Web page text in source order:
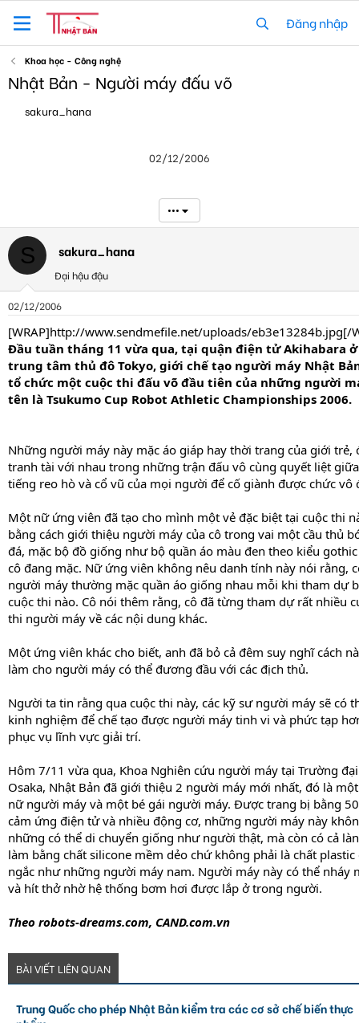
Đăng nhập
Khoa học - Công nghệ
Nhật Bản - Người máy đấu võ
h
r
t
e
r
sakura_hana
02/12/2006
•••
S sakura_hana
Đại hậu đậu
02/12/2006
[WRAP]http://www.sendmefile.net/uploads/eb3e13284b.jpg[/
Đầu tuần tháng 11 vừa qua, tại quận điện tử Akihabara ở
trung tâm thủ đô Tokyo, giới chế tạo người máy Nhật
tổ chức một cuộc thi đấu võ đầu tiên của những người
tên là Tsukumo Cup Robot Athletic Championships 2006.
Những người máy này mặc áo giáp hay thời trang của giới trẻ,
tranh tài với nhau trong những trận đấu vô cùng quyết liệt giữa
tiếng reo hò và cổ vũ của mọi người để cố giành được chức vô
Một nữ ứng viên đã tạo cho mình một vẻ đặc biệt tại cuộc thi
bằng cách giới thiệu người máy của cô trong vai một cầu thủ
đá, mặc bộ đồ giống như bộ quần áo màu đen theo kiểu
cô đang mặc. Nữ ứng viên không nêu danh tính này nói rằng,
người máy thường mặc quần áo giống nhau mỗi khi tham dự
cuộc thi nào. Cô nói thêm rằng, cô đã từng tham dự rất nhiều
thi người máy về các nội dung khác.
Một ứng viên khác cho biết, anh đã bỏ cả đêm suy nghĩ cách
làm cho người máy có thể đương đầu với các địch thủ.
Người ta tin rằng qua cuộc thi này, các kỹ sư người máy sẽ có
kinh nghiệm để chế tạo được người máy tinh vi và phức tạp
phục vụ lĩnh vực giải trí.
Hôm 7/11 vừa qua, Khoa Nghiên cứu người máy tại Trường
Osaka, Nhật Bản đã giới thiệu 2 người máy mới nhất, đó là
nữ người máy và một bé gái người máy. Được trang bị bằng
cảm ứng điện tử và nhiều động cơ, những người máy này
những có thể di chuyển giống như người thật, mà còn có cả
làm bằng chất silicone mềm dẻo chứ không phải là chất plastic
ngắc như những người máy nam. Người máy này có thể nháy
và hít thở nhờ hệ thống bơm hơi được lắp ở trong người.
Theo robots-dreams.com, CAND.com.vn
BÀI VIẾT LIÊN QUAN
Trung Quốc cho phép Nhật Bản kiểm tra các cơ sở chế biến thực